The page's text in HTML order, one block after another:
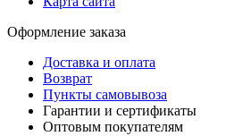
Оформление заказа
Доставка и оплата
Возврат
Пункты самовывоза
Гарантии и сертификаты
Оптовым покупателям